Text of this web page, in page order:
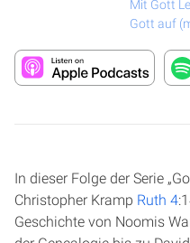
Mit Gott
Gott auf
In dieser Folge der Serie
Christopher Kramp Ruth 4
Geschichte von Noomis